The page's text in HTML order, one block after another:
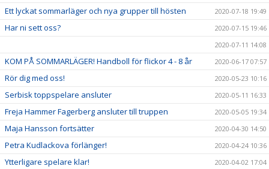
Ett lyckat sommarläger och nya grupper till hösten 2020-07-18 19:49
Har ni sett oss?
2020-07-15 19:46
2020-07-11 14:08
KOM PÅ SOMMARLÄGER! Handboll för flickor 4 - 8 år 2020-06-17 07:57
Rör dig med oss! 2020-05-23 10:16
Serbisk toppspelare ansluter 2020-05-11 16:33
Freja Hammer Fagerberg ansluter till truppen 2020-05-05 19:34
Maja Hansson fortsätter 2020-04-30 14:50
Petra Kudlackova förlänger! 2020-04-24 10:36
Ytterligare spelare klar! 2020-04-02 17:04